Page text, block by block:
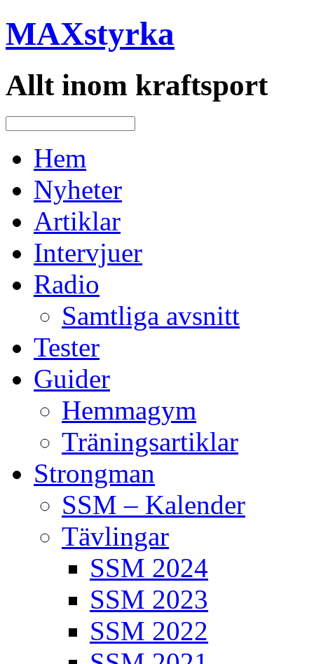
MAXstyrka
Allt inom kraftsport
Hem
Nyheter
Artiklar
Intervjuer
Radio
Samtliga avsnitt
Tester
Guider
Hemmagym
Träningsartiklar
Strongman
SSM – Kalender
Tävlingar
SSM 2024
SSM 2023
SSM 2022